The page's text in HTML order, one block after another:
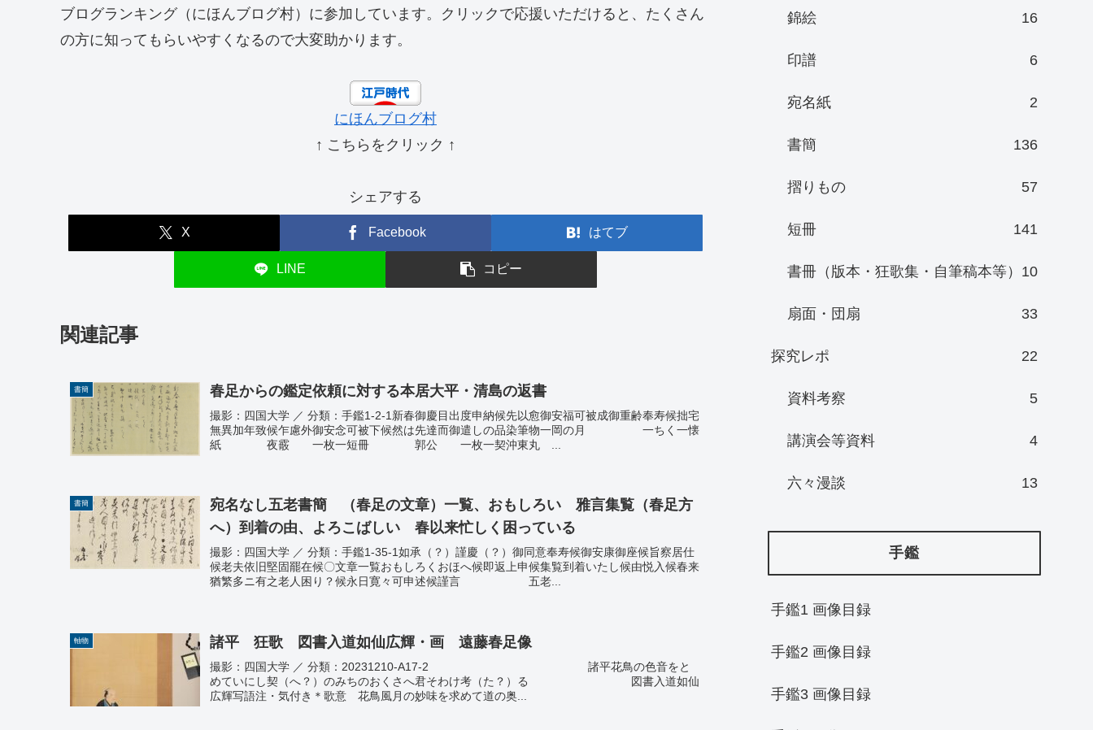
ブログランキング（にほんブログ村）に参加しています。クリックで応援いただけると、たくさん
の方に知ってもらいやすくなるので大変助かります。
にほんブログ村
↑ こちらをクリック ↑
シェアする
X Facebook はてブ
LINE コピー
関連記事
書簡 春足からの鑑定依頼に対する本居大平・清島の返書
撮影：四国大学 ／ 分類：手鑑1-2-1新春御慶目出度申納候先以愈御安福可被成御重齢奉寿候拙宅
無異加年致候乍慮外御安念可被下候然は先達而御遣しの品染筆物一岡の月 一ちく一懐
紙 夜霰 一枚一短冊 郭公 一枚一契沖東丸 ...
書簡
宛名なし五老書簡 （春足の文章）一覧、おもしろい 雅言集覧（春足方
へ）到着の由、よろこばしい 春以来忙しく困っている
撮影：四国大学 ／ 分類：手鑑1-35-1如承（？）謹慶（？）御同意奉寿候御安康御座候旨察居仕
候老夫依旧堅固罷在候〇文章一覧おもしろくおほへ候即返上申候集覧到着いたし候由悦入候春来
猶繁多ニ有之老人困り？候永日寛々可申述候謹言 五老...
軸物 諸平 狂歌 図書入道如仙広輝・画 遠藤春足像
撮影：四国大学 ／ 分類：20231210-A17-2 諸平花鳥の色音をと
めていにし契（へ？）のみちのおくさへ君そわけ考（た？）る 図書入道如仙
広輝写語注・気付き＊歌意 花鳥風月の妙味を求めて道の奥...
錦絵 16
印譜 6
宛名紙 2
書簡 136
摺りもの 57
短冊 141
書冊（版本・狂歌集・自筆稿本等） 10
扇面・団扇 33
探究レポ 22
資料考察 5
講演会等資料 4
六々漫談 13
手鑑
手鑑1 画像目録
手鑑2 画像目録
手鑑3 画像目録